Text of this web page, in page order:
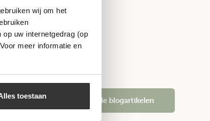
wij om het
uw internetgedrag (op
meer informatie en
toestaan Alle blogartikelen